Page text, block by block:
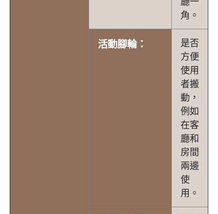
角。
活動腳輪：
是否
方便
使用
者搬
動，
例如
在客
廳和
房間
兩邊
使
用。